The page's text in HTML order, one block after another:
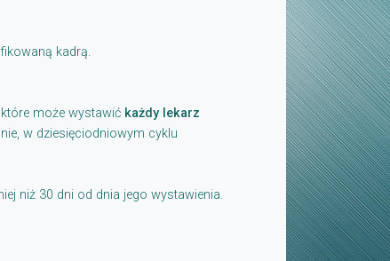
kadrą.
może wystawić każdy lekarz
w dziesięciodniowym cyklu
niż 30 dni od dnia jego wystawienia.